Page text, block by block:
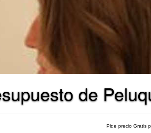
de
Pide precio Gratis